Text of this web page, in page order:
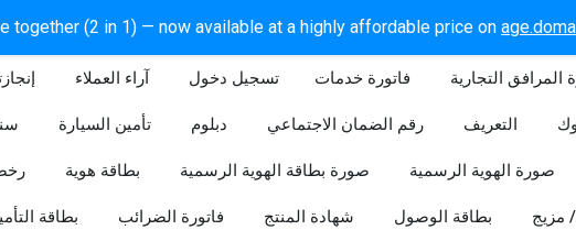
together (2 in 1) — now available at a highly affordable price on
آراء العملاء تسجيل دخول​ فاتورة خدمات المرافق التجارية
تأمين السيارة دبلوم رقم الضمان الاجتماعي التعريف
بطاقة هوية صورة بطاقة الهوية الرسمية صورة الهوية الرسمية
بطاقة فاتورة الضرائب شهادة المنتج بطاقة الوصول مزيج